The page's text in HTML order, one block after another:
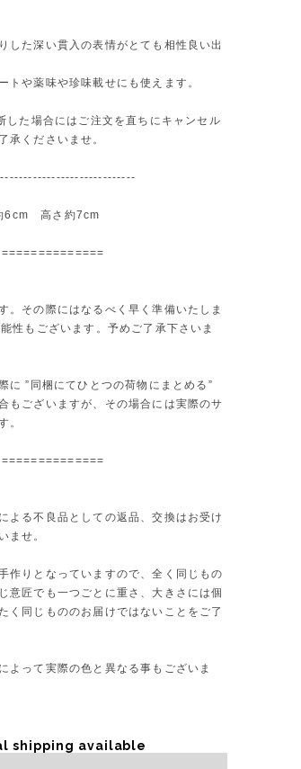
した深い貫入の表情がとても相性良い出
トや薬味や珍味載せにも使えます。
した場合にはご注文を直ちにキャンセル
承くださいませ。
6cm 高さ約7cm
。その際にはなるべく早く準備いたしま
性もございます。予めご了承下さいま
に ”同梱にてひとつの荷物にまとめる”
もございますが、その場合には実際のサ
。
よる不良品としての返品、交換はお受け
ませ。
作りとなっていますので、全く同じもの
意匠でも一つごとに重さ、大きさには個
く同じもののお届けではないことをご了
よって実際の色と異なる事もございま
shipping available